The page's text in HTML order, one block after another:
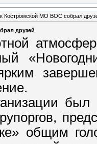
Костромской МО ВОС собрал
друзей
общим